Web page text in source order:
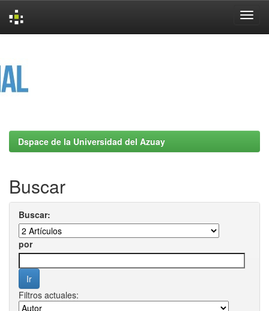
Dspace de la Universidad del Azuay
Buscar
Buscar:
por
Filtros actuales: